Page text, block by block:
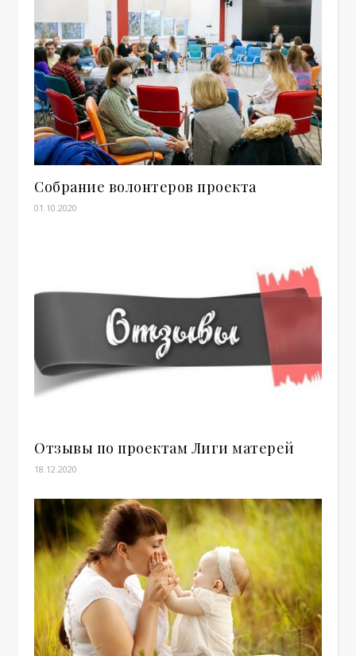
Собрание волонтеров проекта
01.10.2020
Отзывы по проектам Лиги матерей
18.12.2020